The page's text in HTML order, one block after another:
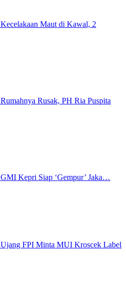
Kecelakaan Maut di Kawal, 2
Rumahnya Rusak, PH Ria Puspita
GMI Kepri Siap ‘Gempur’ Jaka…
Ujang FPI Minta MUI Kroscek Label